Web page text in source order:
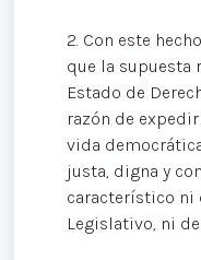
2. Con este
que la supuesta
Estado de
razón de
vida
justa, digna y
característico ni
Legislativo, ni